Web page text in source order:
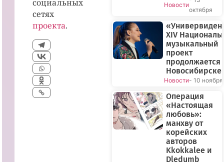
социальных
сетях
проекта.
Новости
октября
XIV
музыкальный
проект
продолжается
Новосибирске
Новости- 10 ноября
Операция
«Настоящая
любовь»:
манхву от
корейских
авторов
Kkokkalee и
Dledumb